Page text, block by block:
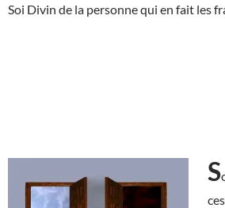
Soi Divin de la personne qui en fait les
S
ces